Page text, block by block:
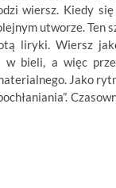
wiersz. Kiedy
utworze.
liryki. Wiersz
w bieli, a więc
Jako rytm